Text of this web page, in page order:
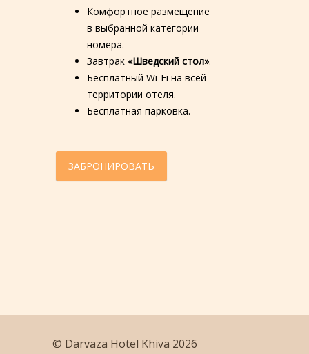
Комфортное размещение
в выбранной категории
номера.
Завтрак «Шведский стол».
Бесплатный Wi-Fi на всей
территории отеля.
Бесплатная парковка.
ЗАБРОНИРОВАТЬ
© Darvaza Hotel Khiva 2026